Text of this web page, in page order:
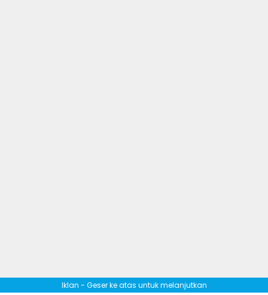
Iklan - Geser ke atas untuk melanjutkan